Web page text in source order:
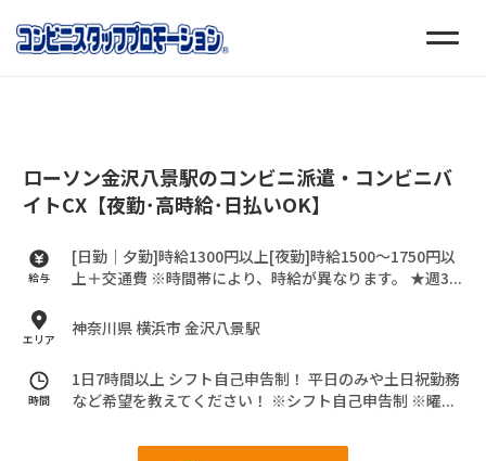
ローソン金沢八景駅のコンビニ派遣・コンビニバ
イトCX【夜勤･高時給･日払いOK】
給与
[日勤｜夕勤]時給1300円以上[夜勤]時給1500～1750円以
上＋交通費 ※時間帯により、時給が異なります。 ★週3...
エリア 神奈川県 横浜市 金沢八景駅
時間
1日7時間以上 シフト自己申告制！ 平日のみや土日祝勤務
など希望を教えてください！ ※シフト自己申告制 ※曜...